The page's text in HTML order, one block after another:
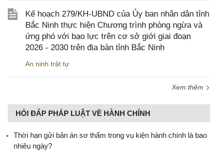
Kế hoạch 279/KH-UBND của Ủy ban nhân dân tỉnh
Bắc Ninh thực hiện Chương trình phòng ngừa và
ứng phó với bạo lực trên cơ sở giới giai đoạn
2026 - 2030 trên địa bàn tỉnh Bắc Ninh
An ninh trật tự
Xem thêm
HỎI ĐÁP PHÁP LUẬT VỀ HÀNH CHÍNH
Thời hạn gửi bản án sơ thẩm trong vụ kiện hành chính là bao
nhiêu ngày?